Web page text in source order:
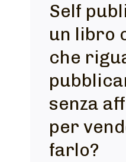
Self
un libro
che
senza
per
farlo?